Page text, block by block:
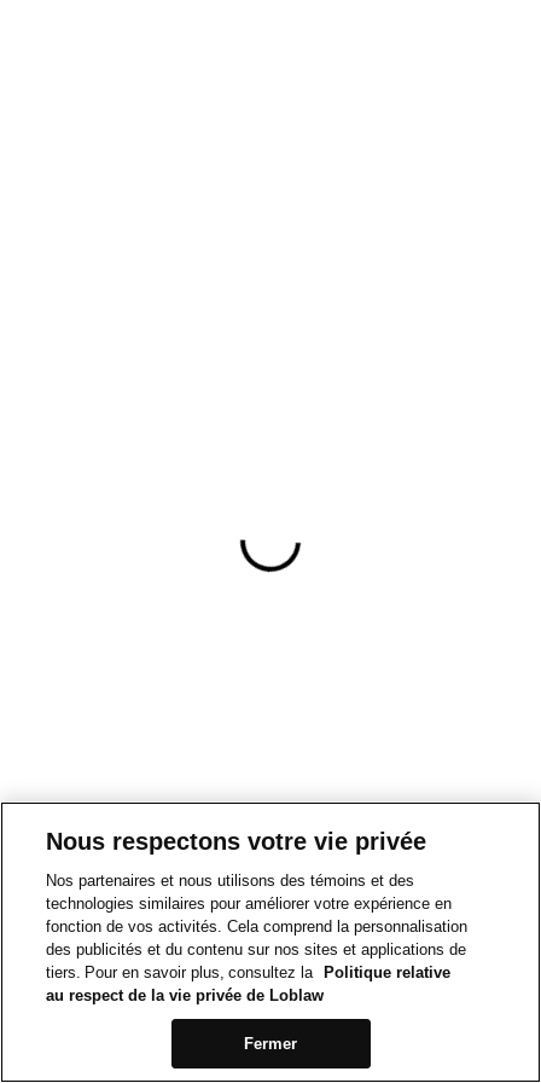
Nous respectons votre vie privée
Nos partenaires et nous utilisons des témoins et des
technologies similaires pour améliorer votre expérience en
fonction de vos activités. Cela comprend la personnalisation
des publicités et du contenu sur nos sites et applications de
tiers. Pour en savoir plus, consultez la
Politique relative
au respect de la vie privée de Loblaw
Fermer